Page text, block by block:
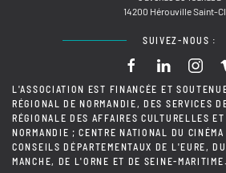
14200 Hérouville Saint-
SUIVEZ-NOUS :
L'ASSOCIATION EST FINANCÉE ET
RÉGIONAL DE NORMANDIE, DES SERVICES
RÉGIONALE DES AFFAIRES CULTURELLES
NORMANDIE ; CENTRE NATIONAL DU
CONSEILS DÉPARTEMENTAUX DE L'EURE,
MANCHE, DE L'ORNE ET DE SEINE-MARITIME.